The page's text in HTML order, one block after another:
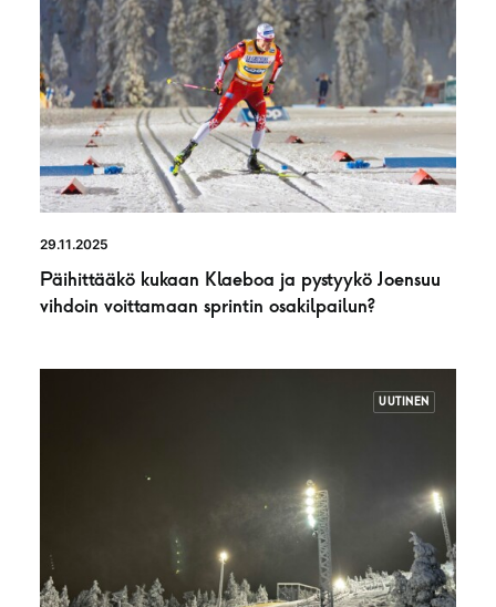
29.11.2025
Päihittääkö kukaan Klaeboa ja pystyykö Joensuu
vihdoin voittamaan sprintin osakilpailun?
UUTINEN